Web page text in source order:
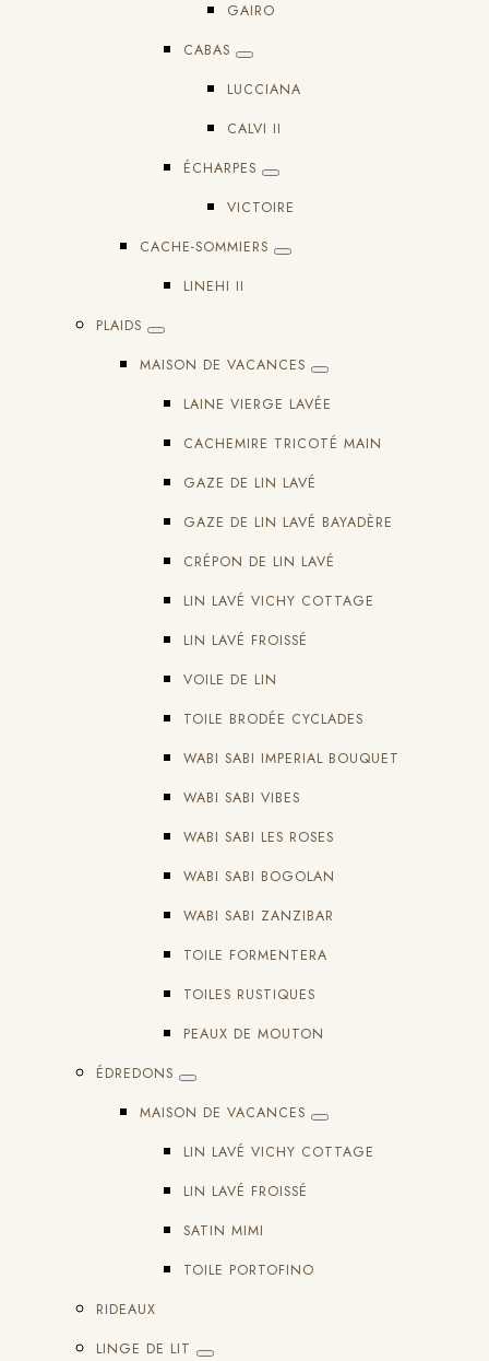
GAIRO
CABAS
LUCCIANA
CALVI II
ÉCHARPES
VICTOIRE
CACHE-SOMMIERS
LINEHI II
PLAIDS
MAISON DE VACANCES
LAINE VIERGE LAVÉE
CACHEMIRE TRICOTÉ MAIN
GAZE DE LIN LAVÉ
GAZE DE LIN LAVÉ BAYADÈRE
CRÉPON DE LIN LAVÉ
LIN LAVÉ VICHY COTTAGE
LIN LAVÉ FROISSÉ
VOILE DE LIN
TOILE BRODÉE CYCLADES
WABI SABI IMPERIAL BOUQUET
WABI SABI VIBES
WABI SABI LES ROSES
WABI SABI BOGOLAN
WABI SABI ZANZIBAR
TOILE FORMENTERA
TOILES RUSTIQUES
PEAUX DE MOUTON
ÉDREDONS
MAISON DE VACANCES
LIN LAVÉ VICHY COTTAGE
LIN LAVÉ FROISSÉ
SATIN MIMI
TOILE PORTOFINO
RIDEAUX
LINGE DE LIT